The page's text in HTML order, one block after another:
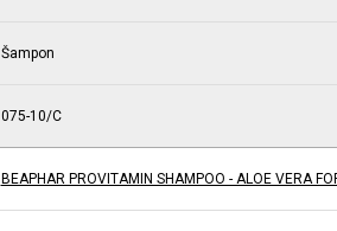
Šampon
075-10/C
BEAPHAR PROVITAMIN SHAMPOO - ALOE VERA